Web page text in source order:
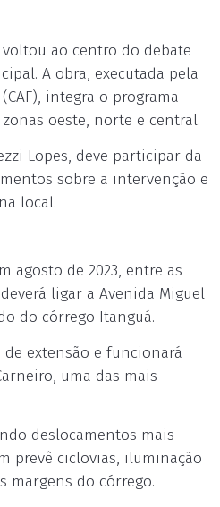
ao centro do debate
A obra, executada pela
integra o programa
oeste, norte e central.
Lopes, deve participar da
sobre a intervenção e
local.
agosto de 2023, entre as
ligar a Avenida Miguel
do córrego Itanguá.
extensão e funcionará
uma das mais
deslocamentos mais
prevê ciclovias, iluminação
margens do córrego.